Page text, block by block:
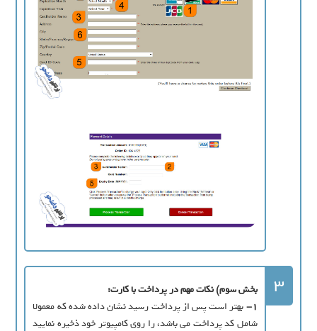
3
بخش سوم) نکات مهم در پرداخت با کارت:
1- بهتر است پس از پرداخت رسید نشان داده شده که معمولا
شامل کد پرداخت می باشد، را روی کامپیوتر خود ذخیره نمایید